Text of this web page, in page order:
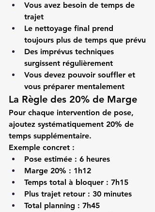
Vous avez besoin de temps de
trajet
Le nettoyage final prend
toujours plus de temps que prévu
Des imprévus techniques
surgissent régulièrement
Vous devez pouvoir souffler et
vous préparer mentalement
La Règle des 20% de Marge
Pour chaque intervention de pose,
ajoutez systématiquement 20% de
temps supplémentaire.
Exemple concret :
Pose estimée : 6 heures
Marge 20% : 1h12
Temps total à bloquer : 7h15
Plus trajet retour : 30 minutes
Total planning : 7h45